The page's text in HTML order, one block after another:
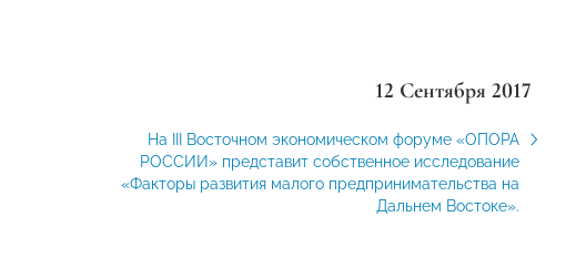
12 Сентября 2017
На III Восточном экономическом форуме «ОПОРА
РОССИИ» представит собственное исследование
«Факторы развития малого предпринимательства на
Дальнем Востоке».